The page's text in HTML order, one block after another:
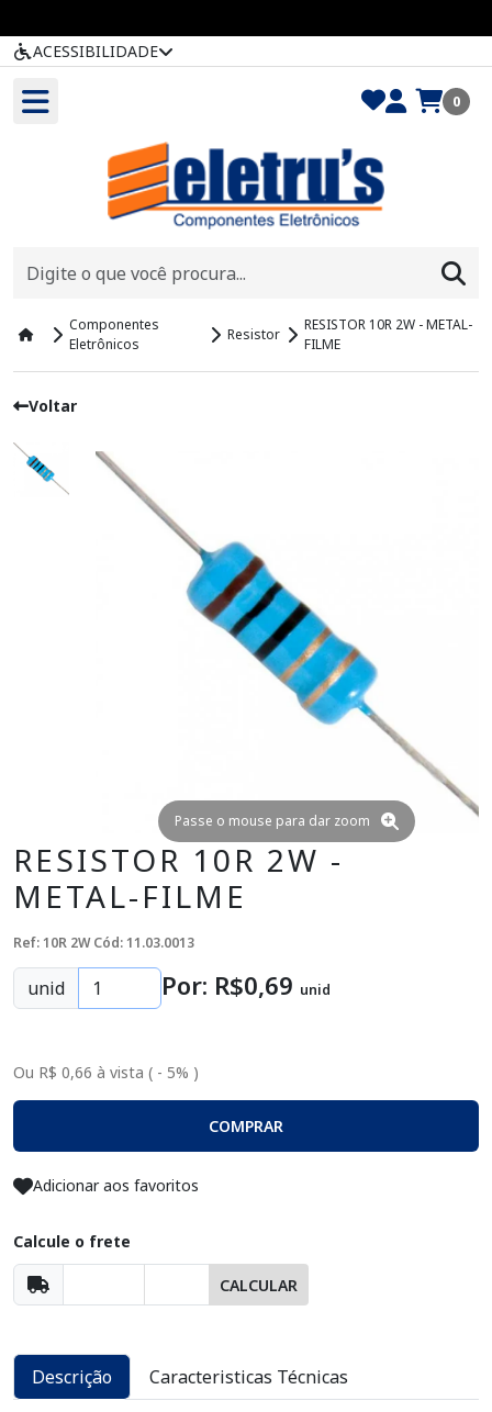
ACESSIBILIDADE
0
Componentes
Eletrônicos
Resistor
RESISTOR 10R 2W - METAL-
FILME
Voltar
Passe o mouse para dar zoom
RESISTOR 10R 2W -
METAL-FILME
Ref: 10R 2W Cód: 11.03.0013
unid Por: R$0,69 unid
Ou R$ 0,66 à vista ( - 5% )
COMPRAR
Adicionar aos favoritos
Calcule o frete
CALCULAR
Descrição Caracteristicas Técnicas